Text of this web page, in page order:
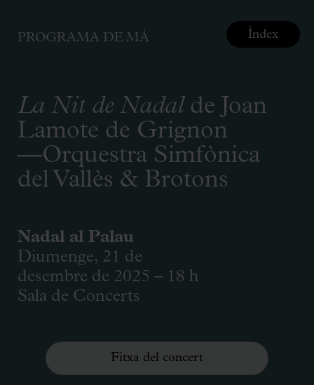
PROGRAMA DE MÀ
La Nit de Nadalde Joan
Lamote de Grignon
—Orquestra Simfònica
del Vallès & Brotons
Nadal al Palau
Diumenge, 21 de
desembre de 2025 – 18 h
Sala de Concerts
Fitxa del concert
Índex